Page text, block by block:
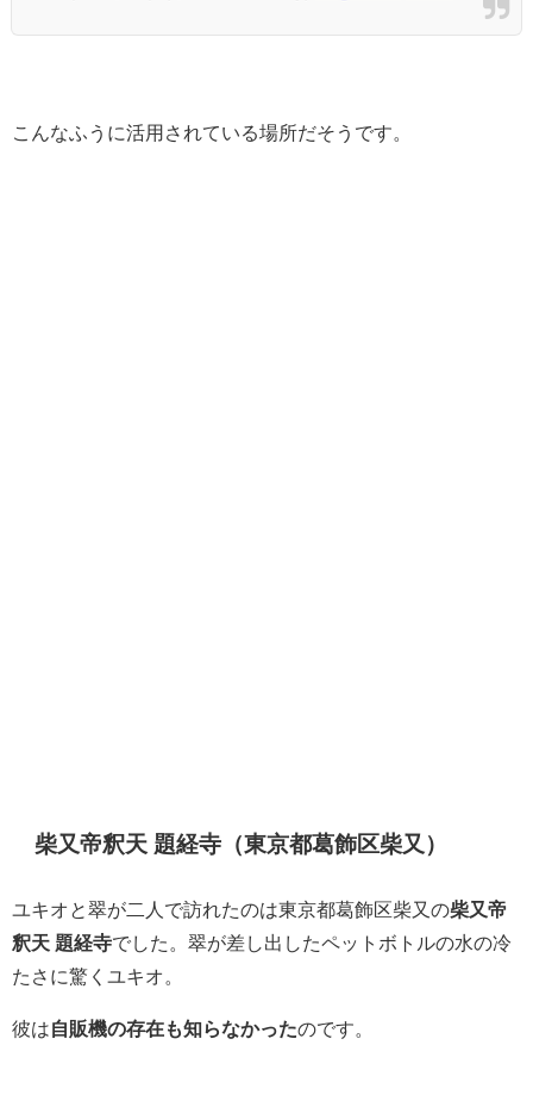
こんなふうに活用されている場所だそうです。
柴又帝釈天 題経寺（東京都葛飾区柴又）
ユキオと翠が二人で訪れたのは東京都葛飾区柴又の柴又帝
釈天 題経寺でした。翠が差し出したペットボトルの水の冷
たさに驚くユキオ。
彼は自販機の存在も知らなかったのです。